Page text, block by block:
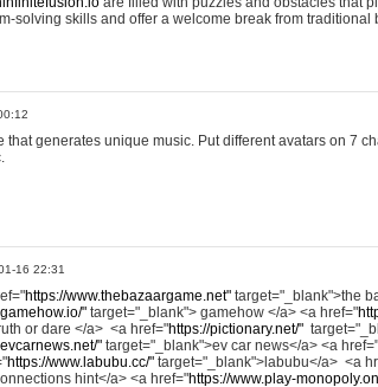
solving skills and offer a welcome break from traditional
that generates unique music. Put different avatars on 7
16 22:31
https://www.thebazaargame.net" target="_blank">the
" target="_blank"> gamehow </a> <a href="
or dare </a> <a href="https://pictionary.net/"
" target="_blank">ev car news</a> <a href="
https://www.labubu.cc/" target="_blank">labubu</a> <a
hint</a> <a href="https://www.play-